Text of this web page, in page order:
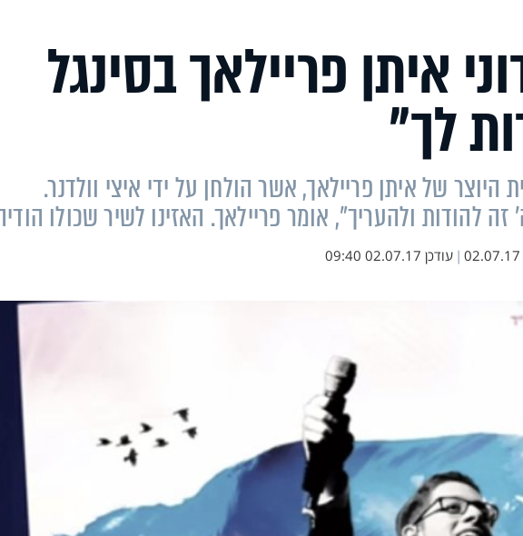
איתן פריילאך בסינגל
לך"
של איתן פריילאך, אשר הולחן על ידי איצי וולדנר.
ולהעריך", אומר פריילאך. האזינו לשיר שכולו
02.07.17
| עודכן 02.07.17 09:40